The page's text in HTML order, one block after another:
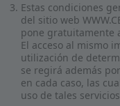
Estas condiciones
del sitio web
pone gratuitamente
El acceso al mismo
utilización de
se regirá además
en cada caso, las
uso de tales